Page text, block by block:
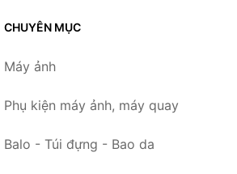
CHUYÊN MỤC
Máy ảnh
Phụ kiện máy ảnh, máy quay
Balo - Túi đựng - Bao da